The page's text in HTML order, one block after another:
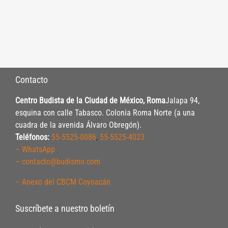
Contacto
Centro Budista de la Ciudad de México, RomaJalapa 94,
esquina con calle Tabasco. Colonia Roma Norte (a una
cuadra de la avenida Álvaro Obregón).
Teléfonos: 55-5525-0086, 55-5525-4023
– WhatsApp
– contacto@budismo.com
– Anexo del CBCM Coyoacán
Suscríbete a nuestro boletín